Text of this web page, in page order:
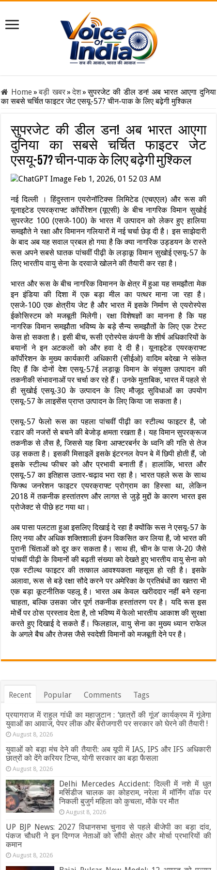
Home» बड़ी खबर» देश» सुपरजेट की डील डन! अब भारत आएगा दुनिया
का सबसे चर्चित फाइटर जेट एसयू-57? चीन-पाक के लिए बढ़ेगी मुश्किल
सुपरजेट की डील डन! अब भारत आएगा
दुनिया का सबसे चर्चित फाइटर जेट
एसयू-57? चीन-पाक के लिए बढ़ेगी मुश्किल
नई दिल्ली । हिंदुस्तान एयरोनॉटिक्स लिमिटेड (एचएएल) और रूस की
यूनाइटेड एयरक्राफ्ट कॉर्पोरेशन (यूएसी) के बीच नागरिक विमान सुखोई
सुपरजेट 100 (एसजे-100) के भारत में उत्पादन को लेकर हुए हालिया
समझौते ने रक्षा और विमानन गलियारों में नई चर्चा छेड़ दी है। इस साझेदारी
के बाद अब यह सवाल प्रबल हो गया है कि क्या नागरिक उड्डयन के रास्ते
रूस अपने सबसे घातक पांचवीं पीढ़ी के लड़ाकू विमान सुखोई एसयू-57 के
लिए भारतीय वायु सेना के दरवाजे खोलने की तैयारी कर रहा है।
भारत और रूस के बीच नागरिक विमानन के क्षेत्र में हुआ यह समझौता मेक
इन इंडिया की दिशा में एक बड़ा मील का पत्थर माना जा रहा है।
एसजे-100 एक क्षेत्रीय जेट है और भारत में इसके निर्माण से एयरोस्पेस
ईकोसिस्टम को मजबूती मिलेगी। रक्षा विशेषज्ञों का मानना है कि यह
नागरिक विमान समझौता भविष्य के बड़े सैन्य समझौतों के लिए एक टेस्ट
केस हो सकता है। इसी बीच, रूसी एरोस्पेस कंपनी के शीर्ष अधिकारियों के
बयानों ने इन अटकलों को और हवा दे दी है। यूनाइटेड एयरक्राफ्ट
कॉर्पोरेशन के मुख्य कार्यकारी अधिकारी (सीईओ) वादिम बदेखा ने संकेत
दिए हैं कि दोनों देश एसयू-57ई लड़ाकू विमान के संयुक्त उत्पादन की
तकनीकी संभावनाओं पर चर्चा कर रहे हैं। उनके मुताबिक, भारत में पहले से
ही सुखोई एसयू-30 के उत्पादन के लिए मौजूद सुविधाओं का उपयोग
एसयू-57 के लाइसेंस प्राप्त उत्पादन के लिए किया जा सकता है।
एसयू-57 फेलो रूस का पहला पांचवीं पीढ़ी का स्टील्थ फाइटर है, जो
रडार की नजरों से बचने की बेजोड़ क्षमता रखता है। यह विमान सुपरक्रूज
तकनीक से लैस है, जिससे यह बिना आफ्टरबर्नर के ध्वनि की गति से तेज
उड़ सकता है। इसकी मिसाइलें इसके इंटरनल वेपन बे में छिपी होती हैं, जो
इसके स्टील्थ फीचर को और प्रभावी बनाती हैं। हालांकि, भारत और
एसयू-57 का इतिहास उतार-चढ़ाव भरा रहा है। भारत पहले रूस के साथ
फिफ्थ जनरेशन फाइटर एयरक्राफ्ट प्रोग्राम का हिस्सा था, लेकिन
2018 में तकनीक हस्तांतरण और लागत से जुड़े मुद्दों के कारण भारत इस
प्रोजेक्ट से पीछे हट गया था।
अब पासा पलटता हुआ इसलिए दिखाई दे रहा है क्योंकि रूस ने एसयू-57 के
लिए नया और अधिक शक्तिशाली इंजन विकसित कर लिया है, जो भारत की
पुरानी चिंताओं को दूर कर सकता है। साथ ही, चीन के पास जे-20 जैसे
पांचवीं पीढ़ी के विमानों की बढ़ती संख्या को देखते हुए भारतीय वायु सेना को
एक स्टील्थ फाइटर की तत्काल आवश्यकता महसूस हो रही है। इसके
अलावा, रूस से बड़े रक्षा सौदे करने पर अमेरिका के प्रतिबंधों का खतरा भी
एक बड़ा कूटनीतिक पहलू है। भारत अब केवल खरीददार नहीं बने रहना
चाहता, बल्कि उसका जोर पूर्ण तकनीक हस्तांतरण पर है। यदि रूस इस
मोर्चे पर ठोस प्रस्ताव देता है, तो भविष्य में फेलो भारतीय आकाश की सुरक्षा
करते हुए दिखाई दे सकते हैं। फिलहाल, वायु सेना का मुख्य ध्यान राफेल
के अगले बैच और तेजस जैसे स्वदेशी विमानों को मजबूती देने पर है।
Recent Popular Comments Tags
प्रयागराज में राहुल गांधी का महाजुटान : ‘छात्रों की गूंज’ कार्यक्रम में गूंजेगा
युवाओं का आवाज, पेपर लीक और बेरोजगारी पर सरकार को घेरने की तैयारी !
August 8, 2026
युवाओं को बड़ा मंच देने की तैयारी: अब यूपी में IAS, IPS और IFS अधिकारी
छात्रों को देंगे करियर टिप्स, योगी सरकार का बड़ा फैसला
August 8, 2026
Delhi Mercedes Accident: दिल्ली में नशे में धुत
मर्सिडीज चालक का कोहराम, नरेला में मॉर्निंग वॉक पर
निकली बुजुर्ग महिला को कुचला, मौके पर मौत
August 8, 2026
UP BJP News: 2027 विधानसभा चुनाव से पहले बीजेपी का बड़ा दांव,
पंकज चौधरी ने इन दिग्गज नेताओं को सौंपी क्षेत्र और मोर्चा प्रभारियों की
कमान
August 8, 2026